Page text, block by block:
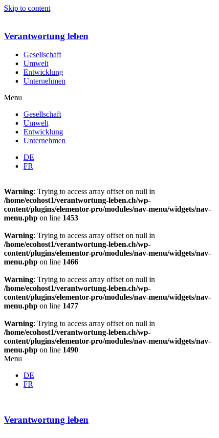
Skip to content
Verantwortung leben
Gesellschaft
Umwelt
Entwicklung
Unternehmen
Menu
Gesellschaft
Umwelt
Entwicklung
Unternehmen
DE
FR
Warning: Trying to access array offset on null in
/home/ecohost1/verantwortung-leben.ch/wp-
content/plugins/elementor-pro/modules/nav-menu/widgets/nav-
menu.php on line 1453
Warning: Trying to access array offset on null in
/home/ecohost1/verantwortung-leben.ch/wp-
content/plugins/elementor-pro/modules/nav-menu/widgets/nav-
menu.php on line 1466
Warning: Trying to access array offset on null in
/home/ecohost1/verantwortung-leben.ch/wp-
content/plugins/elementor-pro/modules/nav-menu/widgets/nav-
menu.php on line 1477
Warning: Trying to access array offset on null in
/home/ecohost1/verantwortung-leben.ch/wp-
content/plugins/elementor-pro/modules/nav-menu/widgets/nav-
menu.php on line 1490
Menu
DE
FR
Verantwortung leben